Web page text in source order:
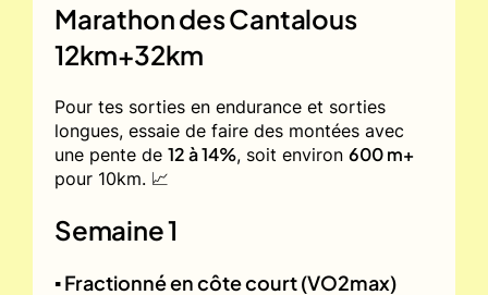
Marathon des Cantalous
12km+32km
Pour tes sorties en endurance et sorties
longues, essaie de faire des montées avec
une pente de 12 à 14%, soit environ 600 m+
pour 10km. 📈
Semaine 1
▪️ Fractionné en côte court (VO2max)